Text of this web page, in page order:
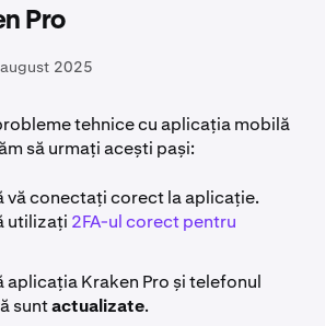
Pro
2025
tehnice cu aplicația mobilă
să urmați acești pași:
vă conectați corect la aplicație.
utilizați 2FA-ul corect pentru
aplicația Kraken Pro și telefonul
suntactualizate.